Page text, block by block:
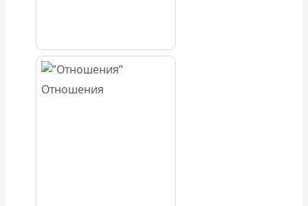
Отношения